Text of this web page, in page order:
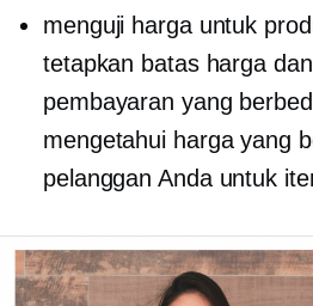
menguji harga untuk
tetapkan batas harga
pembayaran yang
mengetahui harga yang
pelanggan Anda untuk